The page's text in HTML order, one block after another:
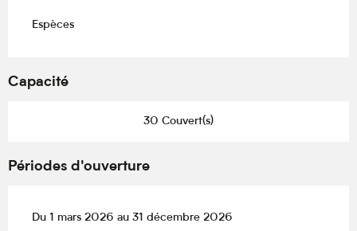
Espèces
Capacité
30 Couvert(s)
Périodes d'ouverture
Du 1 mars 2026 au 31 décembre 2026